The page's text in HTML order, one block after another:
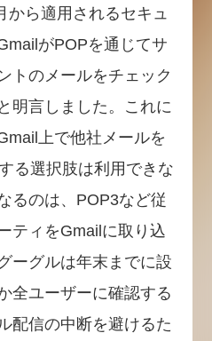
から適用されるセキュ
がPOPを通じてサ
トのメールをチェック
明言しました。これに
上で他社メールを
る選択肢は利用できな
るのは、POP3など従
ティをGmailに取り込
ーグルは年末までに設
全ユーザーに確認する
配信の中断を避けるた